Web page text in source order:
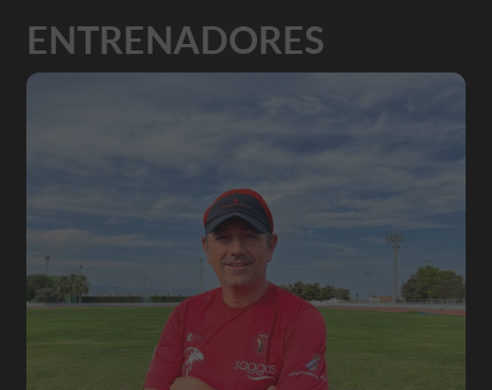
ENTRENADORES